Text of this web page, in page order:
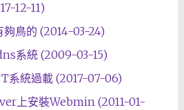
12-11)
夠鳥的 (2014-03-24)
系統 (2009-03-15)
系統過載 (2017-07-06)
上安裝Webmin (2011-01-